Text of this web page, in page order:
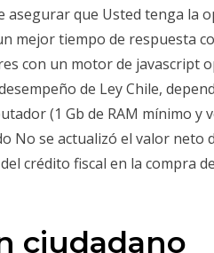
asegurar que Usted tenga la
mejor tiempo de respuesta
con un motor de javascript
de Ley Chile,
(1 Gb de RAM mínimo y
No se actualizó el valor neto
crédito fiscal en la compra
ciudadano